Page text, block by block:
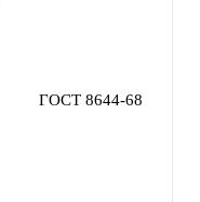
ГОСТ 8644-68